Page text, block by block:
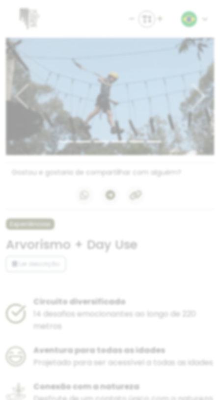
Previous Next
Gostou e gostaria de compartilhar com alguém?
Experiências
Arvorismo + Day Use
Circuito diversificado
14 desafios emocionantes ao longo de 220
metros
Aventura para todas as idades
Projetado para ser acessível a todas as idades
Conexão com a natureza